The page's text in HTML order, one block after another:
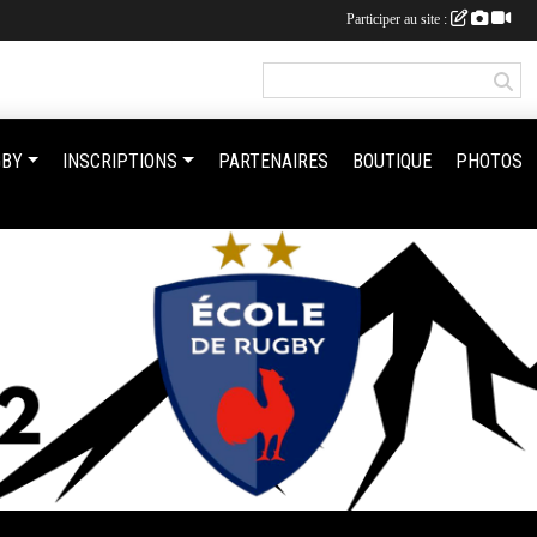
INSCRIPTIONS PARTENAIRES BOUTIQUE PHOTOS
Participer au site :